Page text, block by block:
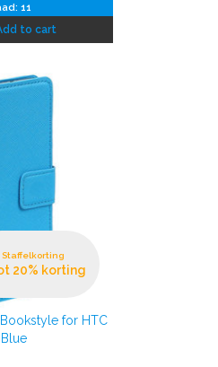
11
to cart
Staffelkorting
20% korting
for HTC